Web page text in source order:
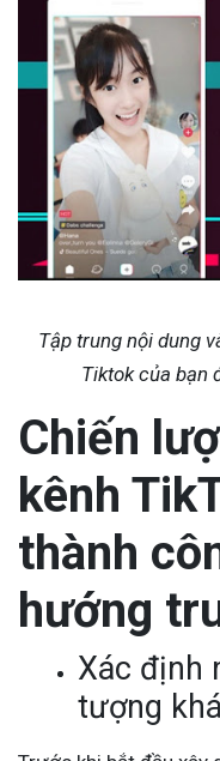
Tập trung nội dung
Tiktok của bạn
Chiến
kênh
thành
hướng
Xác định
tượng